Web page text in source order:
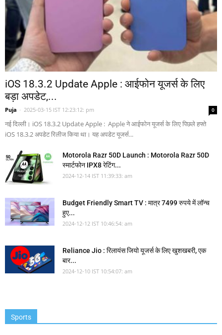
iOS 18.3.2 Update Apple : आईफोन यूजर्स के लिए
बड़ा अपडेट,...
Puja - 2025-03-15 IST 12:23:12: pm 0
नई दिल्ली। iOS 18.3.2 Update Apple : Apple ने आईफोन यूजर्स के लिए पिछले हफ्ते
iOS 18.3.2 अपडेट रिलीज किया था। यह अपडेट यूजर्स...
Motorola Razr 50D Launch : Motorola Razr 50D
स्मार्टफोन IPX8 रेटिंग...
2024-12-14 IST 11:39:33: am
Budget Friendly Smart TV : मात्र 7499 रुपये में लॉन्च
हुए...
2024-12-12 IST 10:46:54: am
Reliance Jio : रिलायंस जियो यूजर्स के लिए खुशखबरी, एक
बार...
2024-12-10 IST 10:54:07: am
Sports